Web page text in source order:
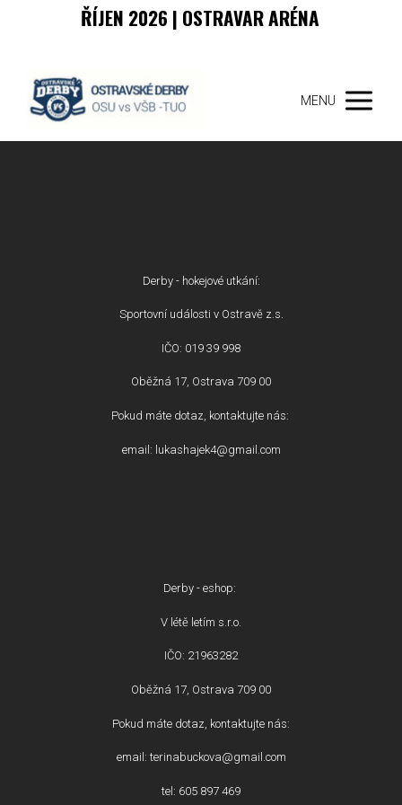
ŘÍJEN 2026 | OSTRAVAR ARÉNA
MENU
Derby - hokejové utkání:
Sportovní události v Ostravě z.s.
IČO: 019 39 998
Oběžná 17, Ostrava 709 00
Pokud máte dotaz, kontaktujte nás:
email: lukashajek4@gmail.com
Derby - eshop:
V létě letím s.r.o.
IČO: 21963282
Oběžná 17, Ostrava 709 00
Pokud máte dotaz, kontaktujte nás:
email: terinabuckova@gmail.com
tel: 605 897 469